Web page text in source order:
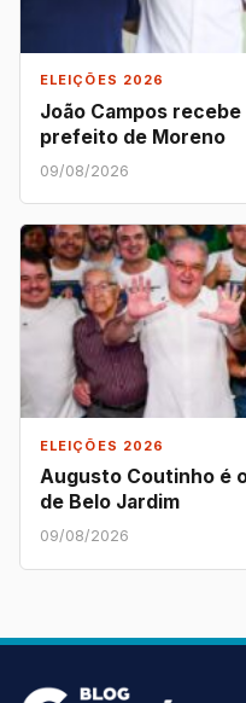
ELEIÇÕES 2026
João Campos
prefeito de Moreno
09/08/2026
ELEIÇÕES 2026
Augusto Coutinho é
de Belo Jardim
09/08/2026